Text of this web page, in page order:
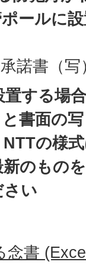
ールに
諾書（写
する場
書面の
の様
のもの
さい
念書